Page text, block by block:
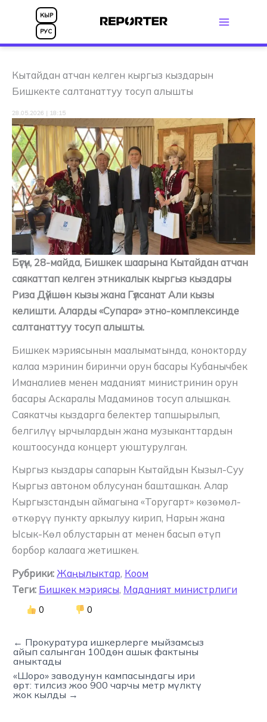
КЫР
РУС
Кытайдан атчан келген кыргыз кыздарын
Бишкекте салтанаттуу тосуп алышты
28.05.2026 | 18:15
Бүгүн, 28-майда, Бишкек шаарына Кытайдан атчан
саякаттап келген этникалык кыргыз кыздары
Риза Дүйшөн кызы жана Гүлсанат Али кызы
келишти. Аларды «Супара» этно-комплексинде
салтанаттуу тосуп алышты.
Бишкек мэриясынын маалыматында, конокторду
калаа мэринин биринчи орун басары Кубанычбек
Иманалиев менен маданият министринин орун
басары Аскаралы Мадаминов тосуп алышкан.
Саякатчы кыздарга белектер тапшырылып,
белгилүү ырчылардын жана музыканттардын
коштоосунда концерт уюштурулган.
Кыргыз кыздары сапарын Кытайдын Кызыл-Суу
Кыргыз автоном облусунан башташкан. Алар
Кыргызстандын аймагына «Торугарт» көзөмөл-
өткөрүү пункту аркылуу кирип, Нарын жана
Ысык-Көл облустарын ат менен басып өтүп
борбор калаага жетишкен.
Рубрики: Жаңылыктар, Коом
Теги: Бишкек мэриясы, Маданият министрлиги
0 0
← Прокуратура ишкерлерге мыйзамсыз
айып салынган 100дөн ашык фактыны
аныктады
«Шоро» заводунун кампасындагы ири
өрт: тилсиз жоо 900 чарчы метр мүлктү
жок кылды →